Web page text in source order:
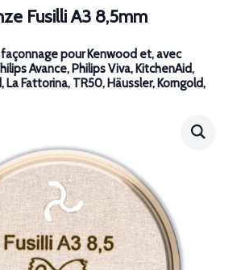
Fusilli A3 8,5mm
pour Kenwood et, avec
Avance, Philips Viva, KitchenAid,
La Fattorina, TR50, Häussler, Korngold,